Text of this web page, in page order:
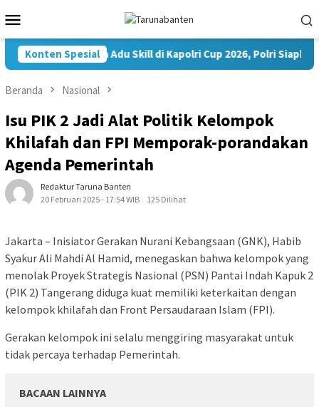
ke
kontenMobile
Konten Spesial
35.936 Peserta Adu Skill di Kapolri Cup 2026, Polri Siapkan
Beranda Nasional
Isu PIK 2 Jadi Alat Politik Kelompok
Khilafah dan FPI Memporak-porandakan
Agenda Pemerintah
Redaktur Taruna Banten
20 Februari 2025 - 17:54 WIB
125 Dilihat
Jakarta – Inisiator Gerakan Nurani Kebangsaan (GNK), Habib
Syakur Ali Mahdi Al Hamid, menegaskan bahwa kelompok yang
menolak Proyek Strategis Nasional (PSN) Pantai Indah Kapuk 2
(PIK 2) Tangerang diduga kuat memiliki keterkaitan dengan
kelompok khilafah dan Front Persaudaraan Islam (FPI).
Gerakan kelompok ini selalu menggiring masyarakat untuk
tidak percaya terhadap Pemerintah.
BACAAN LAINNYA